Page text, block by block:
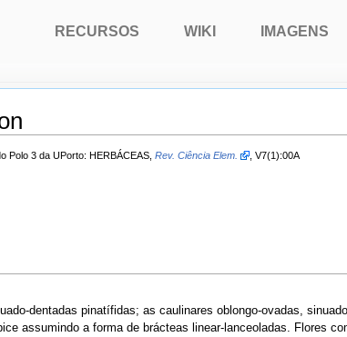
Polo 3 da UPorto: HERBÁCEAS, Rev. Ciência Elem.
, V7(1):00A
dentadas pinatífidas; as caulinares oblongo-ovadas,
assumindo a forma de brácteas linear-lanceoladas. Flores
RECURSOS WIKI IMAGENS